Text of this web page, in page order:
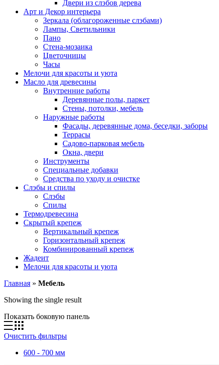
Двери из слэбов дерева
Арт и Декор интерьера
Зеркала (облагороженные слэбами)
Лампы, Светильники
Пано
Стена-мозаика
Цветочницы
Часы
Мелочи для красоты и уюта
Масло для древесины
Внутренние работы
Деревянные полы, паркет
Стены, потолки, мебель
Наружные работы
Фасады, деревянные дома, беседки, заборы
Террасы
Садово-парковая мебель
Окна, двери
Инструменты
Специальные добавки
Средства по уходу и очистке
Слэбы и спилы
Слэбы
Спилы
Термодревесина
Скрытый крепеж
Вертикальный крепеж
Горизонтальный крепеж
Комбинированный крепеж
Жадеит
Мелочи для красоты и уюта
Главная » Мебель
Showing the single result
Показать боковую панель
Очистить фильтры
600 - 700 мм